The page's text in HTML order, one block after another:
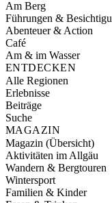
Am Berg
Führungen &
Abenteuer & Action
Café
Am & im Wasser
ENTDECKEN
Alle Regionen
Erlebnisse
Beiträge
Suche
MAGAZIN
Magazin (Übersicht)
Aktivitäten im Allgäu
Wandern & Bergtouren
Wintersport
Familien & Kinder